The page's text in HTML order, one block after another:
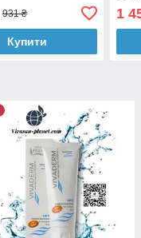
931 ₴
Купити
1